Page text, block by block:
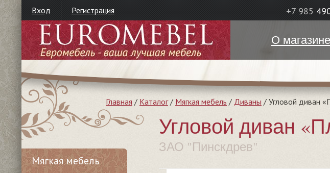
Вход Регистрация +7 985
О магазине
Главная / Каталог/ Мягкая мебель / Диваны / Угловой диван
Угловой диван
ЗАО "Пинскдрев"
Мягкая мебель